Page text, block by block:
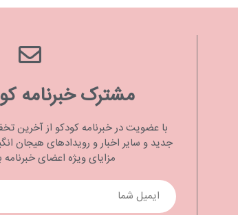
مشترک خبرنامه
با عضویت در خبرنامه کودکو از آخرین
جدید و سایر اخبار و رویدادهای هیجان
مزایای ویژه اعضای